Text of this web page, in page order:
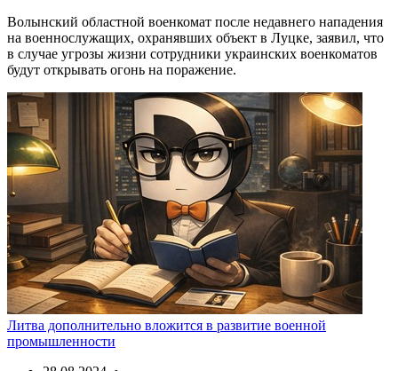
Волынский областной военкомат после недавнего нападения
на военнослужащих, охранявших объект в Луцке, заявил, что
в случае угрозы жизни сотрудники украинских военкоматов
будут открывать огонь на поражение.
Литва дополнительно вложится в развитие военной
промышленности